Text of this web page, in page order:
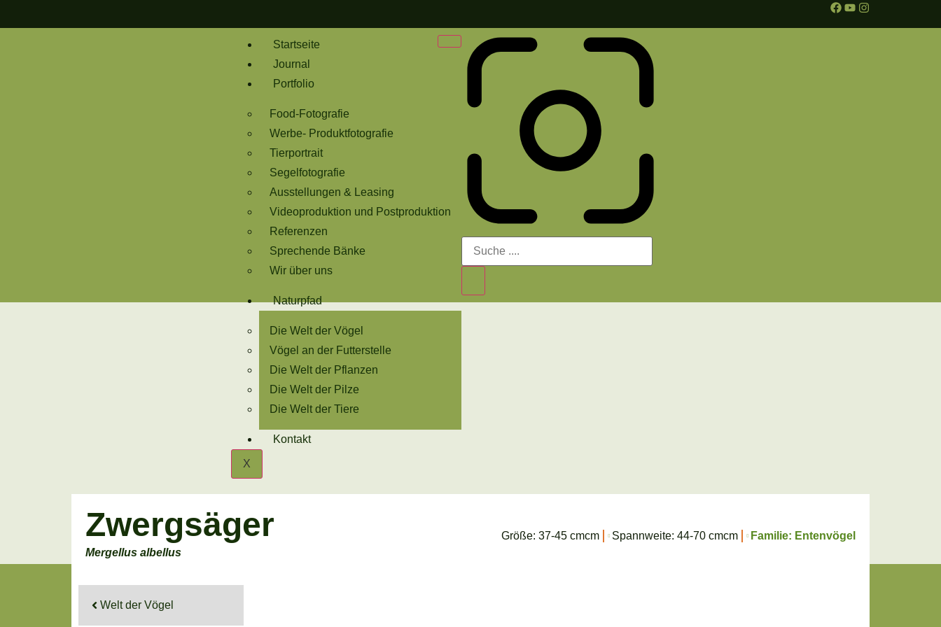
Startseite
Journal
Portfolio
Food-Fotografie
Werbe- Produktfotografie
Tierportrait
Segelfotografie
Ausstellungen & Leasing
Videoproduktion und Postproduktion
Referenzen
Sprechende Bänke
Wir über uns
Naturpfad
Die Welt der Vögel
Vögel an der Futterstelle
Die Welt der Pflanzen
Die Welt der Pilze
Die Welt der Tiere
Kontakt
X
Zwergsäger
Mergellus albellus
Größe: 37-45 cmcm Spannweite: 44-70 cmcm Familie: Entenvögel
Welt der Vögel